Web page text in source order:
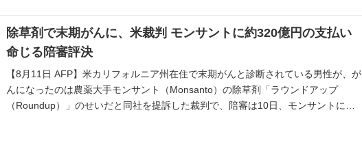
除草剤で末期がんに、米裁判 モンサントに約320億円の支払い
命じる陪審評決
【8月11日 AFP】米カリフォルニア州在住で末期がんと診断されている男性が、が
んになったのは農薬大手モンサント（Monsanto）の除草剤「ラウンドアップ
（Roundup）」のせいだと同社を提訴した裁判で、陪審は10日、モンサントに約2